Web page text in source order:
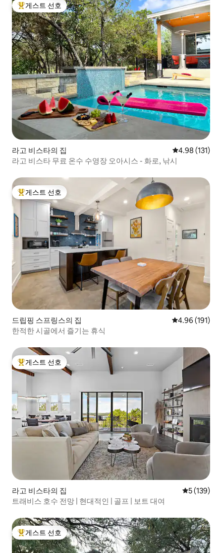
상위 게스트 선호
게스트 선호
라고 비스타의 집 평점 4.98점(5
4.98 (131)
라고 비스타 무료 온수 수영장 오아시스 - 화로, 낚시
상위 게스트 선호
게스트 선호
드립핑 스프링스의 집 평점 4.96점(5
4.96 (191)
한적한 시골에서 즐기는 휴식
상위 게스트 선호
게스트 선호
라고 비스타의 집 평점 5점(5
5 (139)
트래비스 호수 전망 | 현대적인 | 골프 | 보트 대여
상위 게스트 선호
게스트 선호